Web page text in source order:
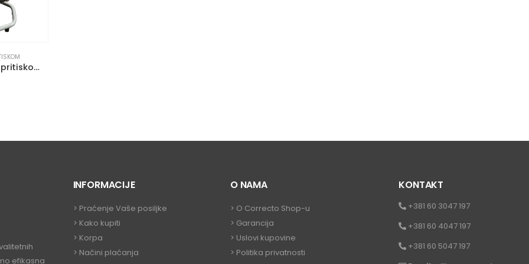
STAR ST170 Perač pod pritiskom (170 bara)
efikasna
INFORMACIJE
> Praćenje Vaše posiljke
> Kako kupiti
> Korpa
> Načini plaćanja
O NAMA
> O Correcto Shop-u
> Garancija
> Uslovi kupovine
> Politika privatnosti
KONTAKT
+381 60 3047 197
+381 60 4047 197
+381 60 5047 197